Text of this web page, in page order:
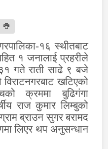
१६ स्थीतबाट
१ जनालाई प्रहरीले
गते राती साढे ९ बजे
खटिएको
क्रममा बुढिगंगा
राज कुमार लिम्बुको
ब्राउन सुगर बरामद
लिएर थप अनुसन्धान